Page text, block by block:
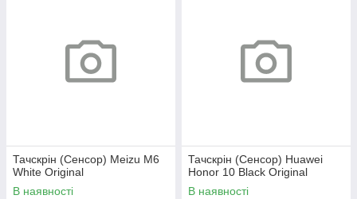
Тачскрін (Сенсор) Meizu M6
White Original
В наявності
Тачскрін (Сенсор) Huawei
Honor 10 Black Original
В наявності